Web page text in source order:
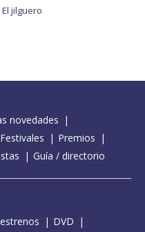
El jilguero
novedades
Festivales
Premios
Guía / directorio
DVD